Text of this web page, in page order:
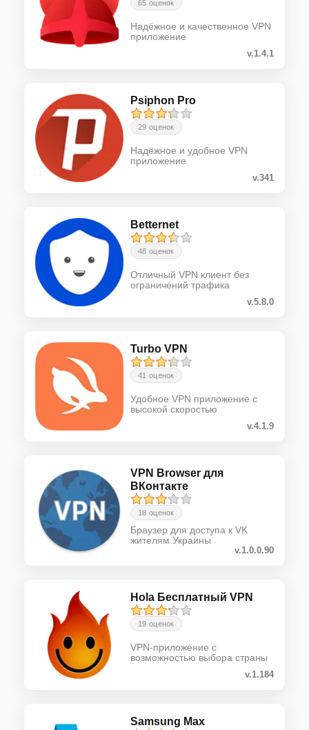
65 оценок
Надёжное и качественное VPN
приложение
v.1.4.1
Psiphon Pro
29 оценок
Надёжное и удобное VPN
приложение
v.341
Betternet
48 оценок
Отличный VPN клиент без
ограничений трафика
v.5.8.0
Turbo VPN
41 оценок
Удобное VPN приложение с
высокой скоростью
v.4.1.9
VPN Browser для
ВКонтакте
18 оценок
Браузер для доступа к VK
жителям Украины
v.1.0.0.90
Hola Бесплатный VPN
19 оценок
VPN-приложение с
возможностью выбора страны
v.1.184
Samsung Max